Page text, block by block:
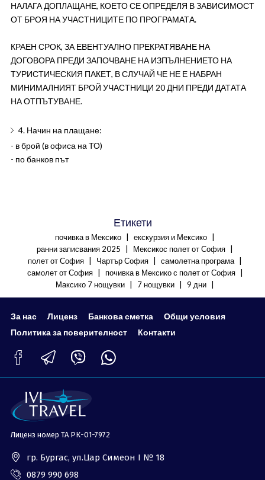
НАЛАГА ДОПЛАЩАНЕ, КОЕТО СЕ ОПРЕДЕЛЯ В ЗАВИСИМОСТ
ОТ БРОЯ НА УЧАСТНИЦИТЕ ПО ПРОГРАМАТА.
КРАЕН СРОК, ЗА ЕВЕНТУАЛНО ПРЕКРАТЯВАНЕ НА
ДОГОВОРА ПРЕДИ ЗАПОЧВАНЕ НА ИЗПЪЛНЕНИЕТО НА
ТУРИСТИЧЕСКИЯ ПАКЕТ, В СЛУЧАЙ ЧЕ НЕ Е НАБРАН
МИНИМАЛНИЯТ БРОЙ УЧАСТНИЦИ 20 ДНИ ПРЕДИ ДАТАТА
НА ОТПЪТУВАНЕ.
4. Начин на плащане:
- в брой (в офиса на ТО)
- по банков път
Етикети
почивка в Мексико | екскурзия и Мексико |
ранни записвания 2025 | Мексикос полет от София |
полет от София | Чартър София | самолетна програма |
самолет от София | почивка в Мексико с полет от София |
Максико 7 нощувки | 7 нощувки | 9 дни |
За нас Лиценз Банкова сметка
Общи условия
Политика за поверителност
Контакти
Лиценз номер ТА РК-01-7972
гр. Бургас, ул.Цар Симеон I № 18
0879 990 698